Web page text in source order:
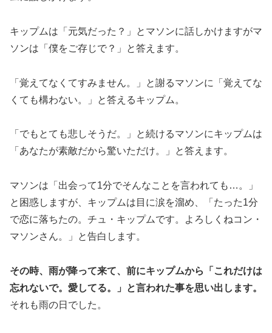
キップムは「元気だった？」とマソンに話しかけますがマ
ソンは「僕をご存じで？」と答えます。
「覚えてなくてすみません。」と謝るマソンに「覚えてな
くても構わない。」と答えるキップム。
「でもとても悲しそうだ。」と続けるマソンにキップムは
「あなたが素敵だから驚いただけ。」と答えます。
マソンは「出会って1分でそんなことを言われても…。」
と困惑しますが、キップムは目に涙を溜め、「たった1分
で恋に落ちたの。チュ・キップムです。よろしくねコン・
マソンさん。」と告白します。
その時、雨が降って来て、前にキップムから「これだけは
忘れないで。愛してる。」と言われた事を思い出します。
それも雨の日でした。